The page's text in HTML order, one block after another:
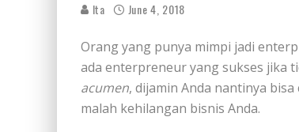
Ita June 4, 2018
Orang yang punya mimpi jadi
ada enterpreneur yang sukses jika
acumen, dijamin Anda nantinya
malah kehilangan bisnis Anda.